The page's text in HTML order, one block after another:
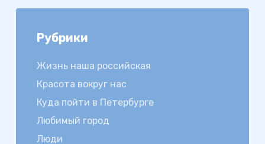
Рубрики
Жизнь наша российская
Красота вокруг нас
Куда пойти в Петербурге
Любимый город
Люди